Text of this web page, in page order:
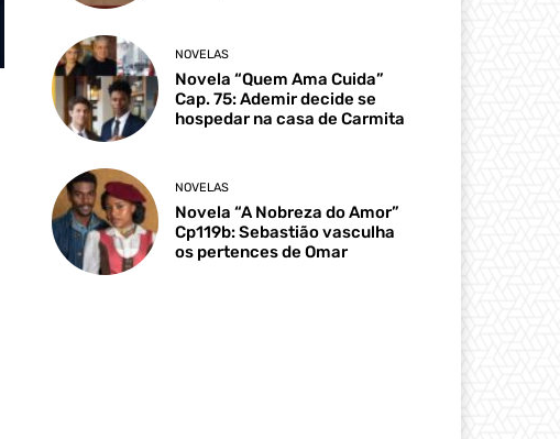
NOVELAS
Novela “Quem Ama Cuida”
Cap. 75: Ademir decide se
hospedar na casa de Carmita
NOVELAS
Novela “A Nobreza do Amor”
Cp119b: Sebastião vasculha
os pertences de Omar